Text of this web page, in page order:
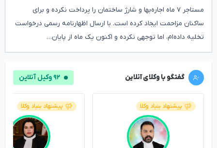
مستاجر ۷ ماه اجاره‌بها و شارژ ساختمان را پرداخت نکرده و برای
ساکنان مزاحمت ایجاد کرده است. با ارسال اظهارنامه رسمی درخواست
تخلیه داده‌ام، اما توجهی نکرده و اکنون یک ماه از پایان…
گفتگو با وکلای آنلاین ۹۲ وکیل آنلاین
پیشنهاد بنیاد وکلا پیشنهاد بنیاد وکلا